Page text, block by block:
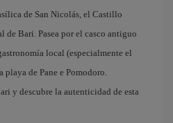
de San Nicolás, el Castillo
de Bari. Pasea por el casco antiguo
local (especialmente el
playa de Pane e Pomodoro.
y descubre la autenticidad de esta